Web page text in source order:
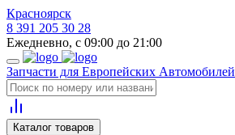
Красноярск
8 391 205 30 28
Ежедневно, с 09:00 до 21:00
Запчасти для Европейских Автомобилей
Каталог товаров